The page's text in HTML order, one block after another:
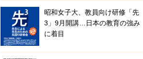
昭和女子大、教員向け研修「先
3」9月開講…日本の教育の強み
に着目